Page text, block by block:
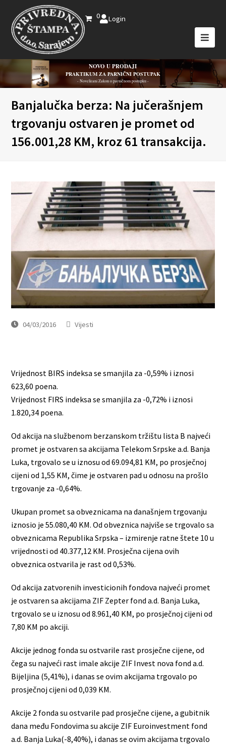
0 Login
NOVO U PRODAJI
PRAKTIKUM ZA PARNIČNI POSTUPAK
- Novelirani Zakon o parničnom postupku -
Banjalučka berza: Na jučerašnjem
trgovanju ostvaren je promet od
156.001,28 KM, kroz 61 transakcija.
04/03/2016 Vijesti
Vrijednost BIRS indeksa se smanjila za -0,59% i iznosi
623,60 poena.
Vrijednost FIRS indeksa se smanjila za -0,72% i iznosi
1.820,34 poena.
Od akcija na službenom berzanskom tržištu lista B najveći
promet je ostvaren sa akcijama Telekom Srpske a.d. Banja
Luka, trgovalo se u iznosu od 69.094,81 KM, po prosječnoj
cijeni od 1,55 KM, čime je ostvaren pad u odnosu na prošlo
trgovanje za -0,64%.
Ukupan promet sa obveznicama na današnjem trgovanju
iznosio je 55.080,40 KM. Od obveznica najviše se trgovalo sa
obveznicama Republika Srpska – izmirenje ratne štete 10 u
vrijednosti od 40.377,12 KM. Prosječna cijena ovih
obveznica ostvarila je rast od 0,53%.
Od akcija zatvorenih investicionih fondova najveći promet
je ostvaren sa akcijama ZIF Zepter fond a.d. Banja Luka,
trgovalo se u iznosu od 8.961,40 KM, po prosječnoj cijeni od
7,80 KM po akciji.
Akcije jednog fonda su ostvarile rast prosječne cijene, od
čega su najveći rast imale akcije ZIF Invest nova fond a.d.
Bijeljina (5,41%), i danas se ovim akcijama trgovalo po
prosječnoj cijeni od 0,039 KM.
Akcije 2 fonda su ostvarile pad prosječne cijene, a gubitnik
dana među Fondovima su akcije ZIF Euroinvestment fond
a.d. Banja Luka(-8,40%), i danas se ovim akcijama trgovalo